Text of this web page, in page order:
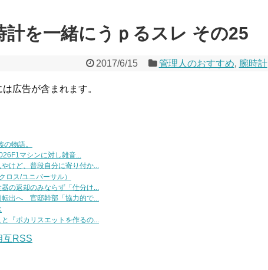
計を一緒にうｐるスレ その25
2017/6/15 管理人のおすすめ, 腕時計
広告が含まれます。
物語。
マシンに対し雑音...
けど、普段自分に寄り付か...
ロス/ユニバーサル）
器の返却のみならず「仕分け...
転出へ 官邸幹部「協力的で...
『ポカリスエットを作るの...
互RSS